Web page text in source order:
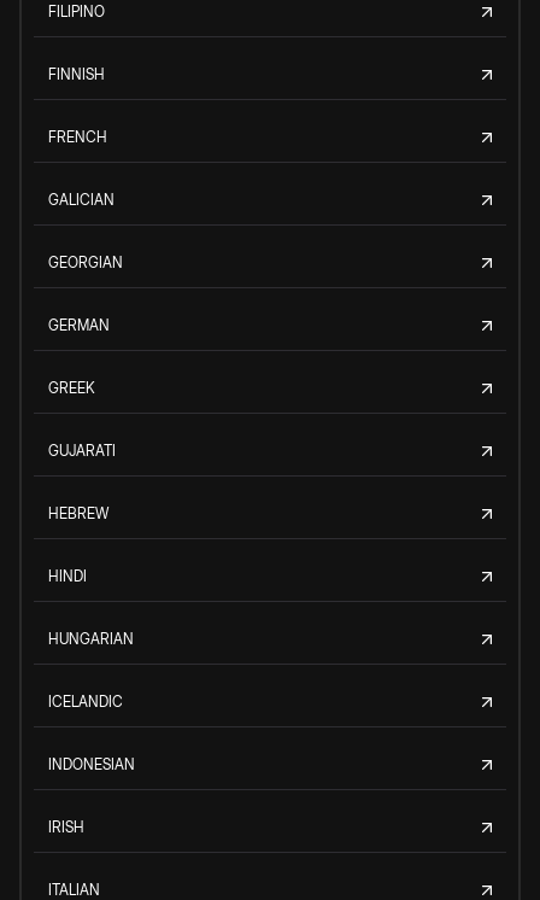
FILIPINO
FINNISH
FRENCH
GALICIAN
GEORGIAN
GERMAN
GREEK
GUJARATI
HEBREW
HINDI
HUNGARIAN
ICELANDIC
INDONESIAN
IRISH
ITALIAN